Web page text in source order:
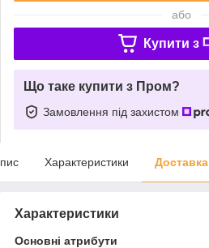
або
Купити з
Що таке купити з Пром?
Замовлення під захистом
Характеристики Доставка
Характеристики
Основні атрибути